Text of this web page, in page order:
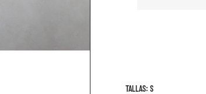
TALLAS: S